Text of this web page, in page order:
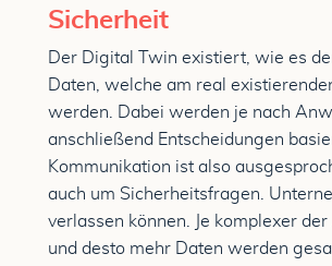
Sicherheit
Der Digital Twin existiert, wie es
Daten, welche am real
werden. Dabei werden je nach
anschließend Entscheidungen
Kommunikation ist also
auch um Sicherheitsfragen.
verlassen können. Je komplexer
und desto mehr Daten werden